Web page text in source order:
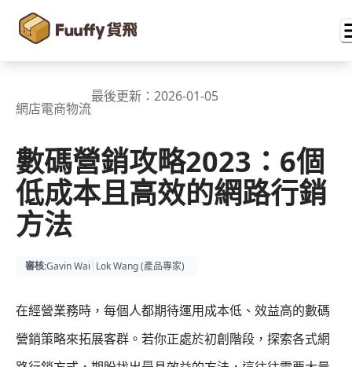
網店電商物流
最後更新： 2026-01-05
數碼營銷攻略2023：6個
低成本且高效的網路行銷
方法
審核:Gavin Wai | Lok Wang (產品專家)
在經營業務時，每個人都期待運用成本低、效益高的數碼
營銷策略來拓展客群。若你正處於初創階段，探索各式網